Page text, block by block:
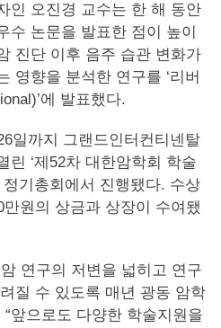
인 오진경 교수는 한 해 동안
수 논문을 발표한 점이 높이
진단 이후 음주 습관 변화가
영향을 분석한 연구를 ‘리버
에 발표했다.
일까지 그랜드인터컨티넨탈
린 ‘제52차 대한암학회 학술
기총회에서 진행됐다. 수상
원의 상금과 상장이 수여됐
연구의 저변을 넓히고 연구
질 수 있도록 매년 광동 암학
앞으로도 다양한 학술지원을